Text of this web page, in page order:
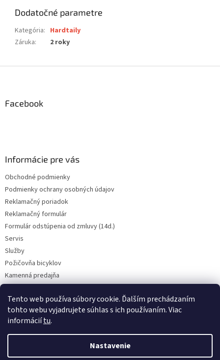
Tento web používa súbory cookie. Ďalším prechádzaním
tohto webu vyjadrujete súhlas s ich používaním. Viac
informáciítu.
Nastavenie
Skutočný farebný odtieň bicykla nemusí presne zodpovedať farebnému
podaniu obrázka na obrazovke. BICYKLE NA SERVIS PRIJÍMAME LEN NA
Dodatočné parametre
Kategória: Hardtaily
Záruka: 2 roky
Facebook
Informácie pre vás
Obchodné podmienky
Podmienky ochrany osobných údajov
Reklamačný poriadok
Reklamačný formulár
Formulár odstúpenia od zmluvy (14d.)
Servis
Služby
Požičovňa bicyklov
Kamenná predajňa